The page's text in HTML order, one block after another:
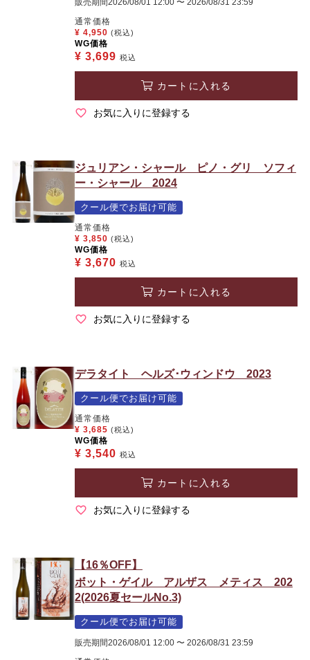
通常価格
¥ 4,950 (税込)
WG価格
¥ 3,699 税込
カートに入れる
お気に入りに登録する
ジュリアン・シャール ピノ・グリ ソフィ
ー・シャール 2024
クール便でお届け可能
通常価格
¥ 3,850 (税込)
WG価格
¥ 3,670 税込
カートに入れる
お気に入りに登録する
デラタイト ヘルズ･ウィンドウ 2023
クール便でお届け可能
通常価格
¥ 3,685 (税込)
WG価格
¥ 3,540 税込
カートに入れる
お気に入りに登録する
【16％OFF】
ボット・ゲイル アルザス メティス 202
2(2026夏セールNo.3)
クール便でお届け可能
販売期間2026/08/01 12:00 〜 2026/08/31 23:59